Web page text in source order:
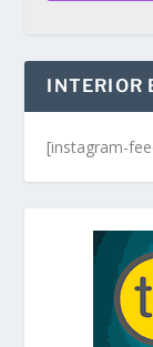
INTERIOR
[instagram-